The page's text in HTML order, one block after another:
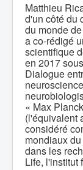
Matthieu
d'un côté du
du monde
a co-rédigé
scientifique
en 2017
Dialogue
« Max
(l'équivalent
considéré
mondiaux
dans les
Life, l'institut